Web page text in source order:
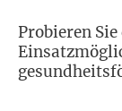
Probieren